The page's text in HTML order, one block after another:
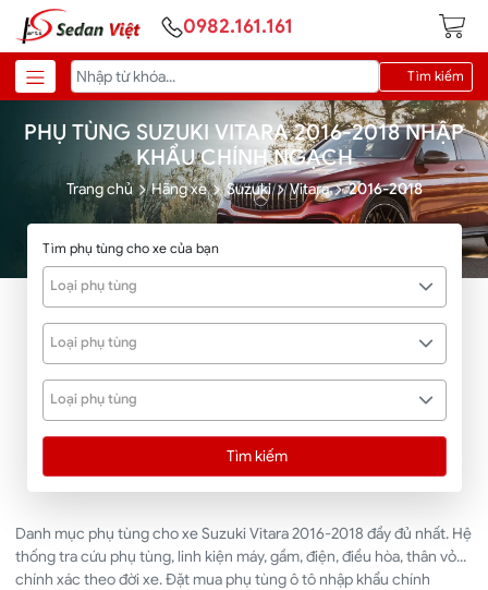
0982.161.161
Tìm kiếm
PHỤ TÙNG SUZUKI VITARA 2016-2018 NHẬP
KHẨU CHÍNH NGẠCH
Trang chủ Hãng xe Suzuki Vitara 2016-2018
Tìm phụ tùng cho xe của bạn
Loại phụ tùng
Loại phụ tùng
Loại phụ tùng
Tìm kiếm
Danh mục phụ tùng cho xe Suzuki Vitara 2016-2018 đầy đủ nhất. Hệ
thống tra cứu phụ tùng, linh kiện máy, gầm, điện, điều hòa, thân vỏ...
chính xác theo đời xe. Đặt mua phụ tùng ô tô nhập khẩu chính